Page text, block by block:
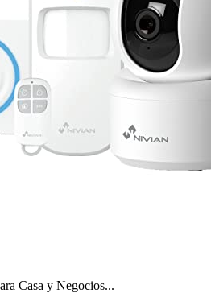
Casa y Negocios...